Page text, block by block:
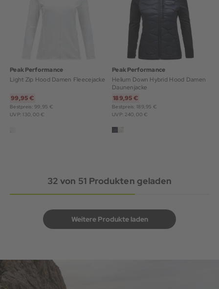
Peak Performance
Light Zip Hood Damen Fleecejacke
99,95 €
Bestpreis: 99,95 €
UVP: 130,00 €
Peak Performance
Helium Down Hybrid Hood Damen
Daunenjacke
189,95 €
Bestpreis: 189,95 €
UVP: 240,00 €
32 von 51 Produkten geladen
Weitere Produkte laden